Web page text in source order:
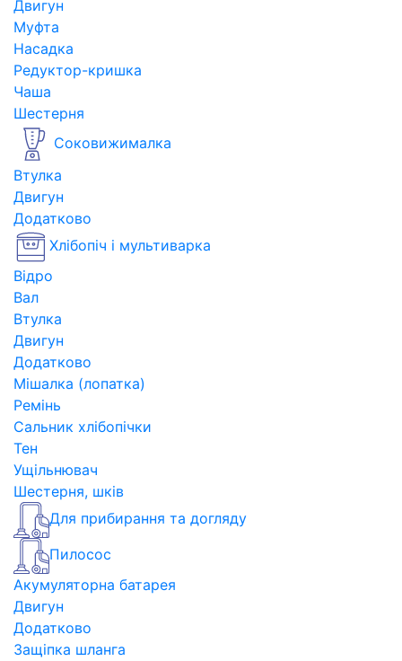
Двигун
Муфта
Насадка
Редуктор-кришка
Чаша
Шестерня
Соковижималка
Втулка
Двигун
Додатково
Хлібопіч і мультиварка
Відро
Вал
Втулка
Двигун
Додатково
Мішалка (лопатка)
Ремінь
Сальник хлібопічки
Тен
Ущільнювач
Шестерня, шків
Для прибирання та догляду
Пилосос
Акумуляторна батарея
Двигун
Додатково
Защіпка шланга